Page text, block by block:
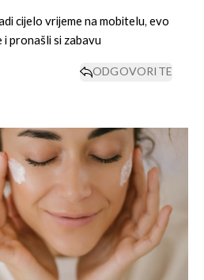
cijelo vrijeme na mobitelu, evo
i pronašli si zabavu
ODGOVORITE